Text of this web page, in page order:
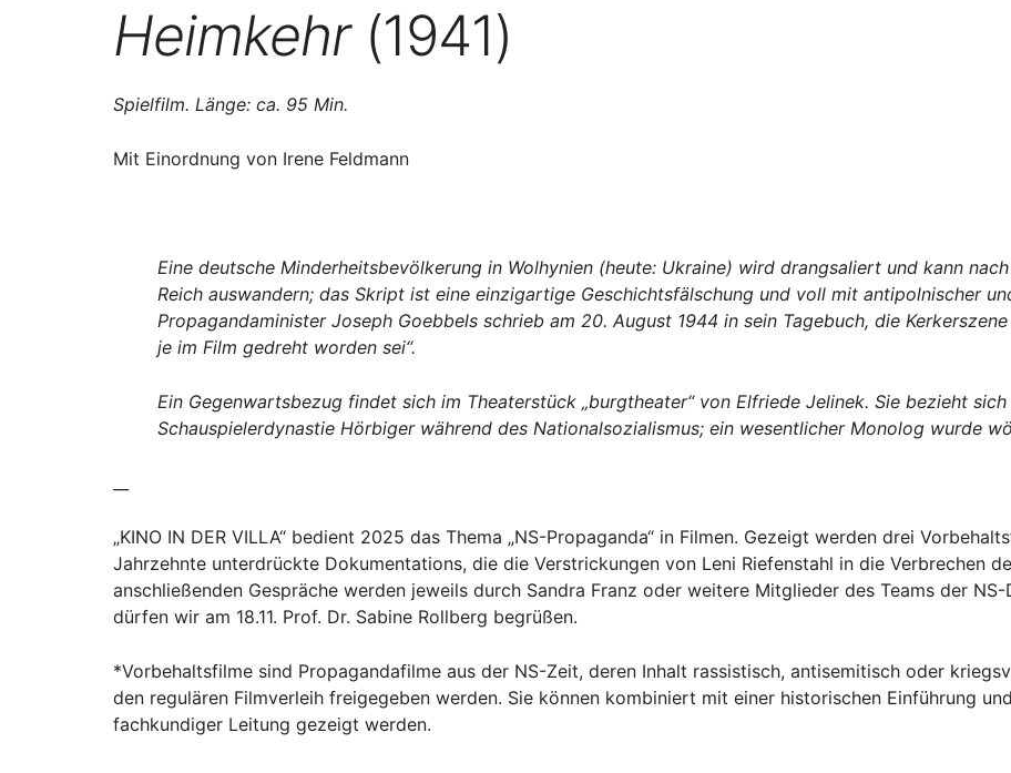
Heimkehr(1941)
Spielfilm. Länge: ca. 95 Min.
Mit Einordnung von Irene Feldmann
Eine deutsche Minderheitsbevölkerung in Wolhynien (heute: Ukraine) wird drangsaliert und kann
Reich auswandern; das Skript ist eine einzigartige Geschichtsfälschung und voll mit antipolnischer
Propagandaminister Joseph Goebbels schrieb am 20. August 1944 in sein Tagebuch, die
je im Film gedreht worden sei“.
Ein Gegenwartsbezug findet sich im Theaterstück „burgtheater“ von Elfriede Jelinek. Sie bezieht
Schauspielerdynastie Hörbiger während des Nationalsozialismus; ein wesentlicher Monolog wurde
„KINO IN DER VILLA“ bedient 2025 das Thema „NS-Propaganda“ in Filmen. Gezeigt werden drei
Jahrzehnte unterdrückte Dokumentations, die die Verstrickungen von Leni Riefenstahl in die Verbrechen
anschließenden Gespräche werden jeweils durch Sandra Franz oder weitere Mitglieder des Teams der
dürfen wir am 18.11. Prof. Dr. Sabine Rollberg begrüßen.
*Vorbehaltsfilme sind Propagandafilme aus der NS-Zeit, deren Inhalt rassistisch, antisemitisch oder
den regulären Filmverleih freigegeben werden. Sie können kombiniert mit einer historischen Einführung
fachkundiger Leitung gezeigt werden.